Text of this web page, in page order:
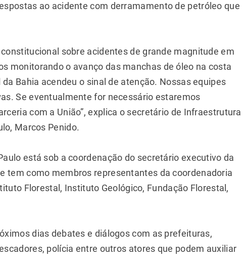
ao acidente com derramamento de petróleo que
sobre acidentes de grande magnitude em
monitorando o avanço das manchas de óleo na costa
Bahia acendeu o sinal de atenção. Nossas equipes
Se eventualmente for necessário estaremos
com a União”, explica o secretário de Infraestrutura
Marcos Penido.
está sob a coordenação do secretário executivo da
tem como membros representantes da coordenadoria
Florestal, Instituto Geológico, Fundação Florestal,
dias debates e diálogos com as prefeituras,
polícia entre outros atores que podem auxiliar